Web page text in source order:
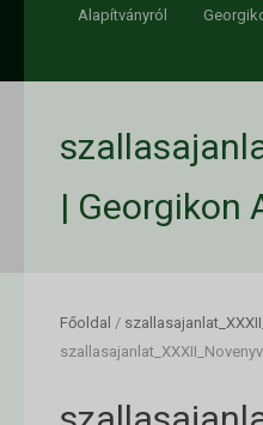
Alapítványról
| Georgikon
Főoldal /